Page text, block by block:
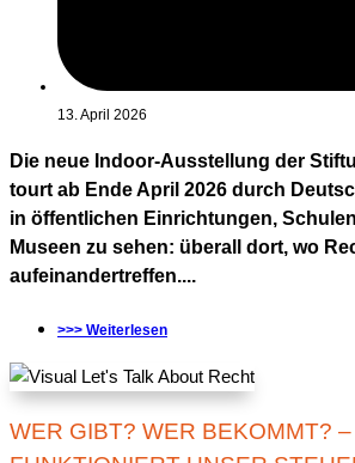
13. April 2026
Die neue Indoor-Ausstellung der
tourt ab Ende April 2026 durch
in öffentlichen Einrichtungen,
Museen zu sehen: überall dort, wo
aufeinandertreffen....
>>> Weiterlesen
WER GIBT? WER BEKOMMT? –